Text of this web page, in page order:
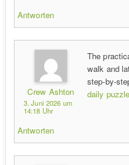
Antworten
Crew Ashton
3. Juni 2026 um
14:18 Uhr
The
walk and
step-by-
daily puzzle
Antworten